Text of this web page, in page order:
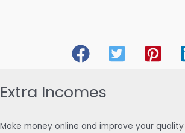
Extra Incomes
Make money online and improve your